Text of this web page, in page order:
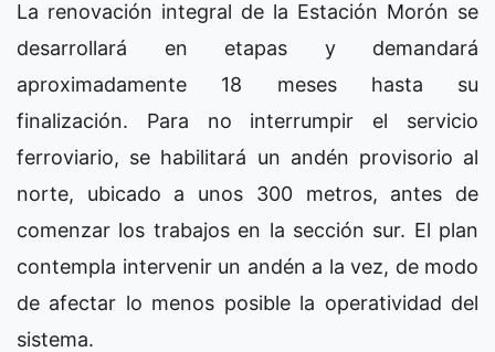
La renovación integral de la Estación Morón se
desarrollará en etapas y demandará
aproximadamente 18 meses hasta su
finalización. Para no interrumpir el servicio
ferroviario, se habilitará un andén provisorio al
norte, ubicado a unos 300 metros, antes de
comenzar los trabajos en la sección sur. El plan
contempla intervenir un andén a la vez, de modo
de afectar lo menos posible la operatividad del
sistema.